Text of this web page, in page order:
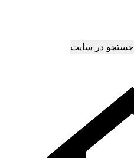
جستجو در سایت